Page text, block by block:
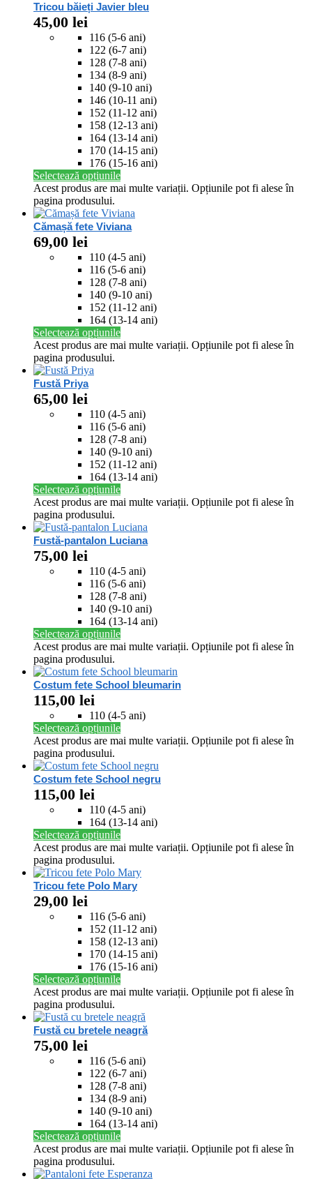
Tricou băieți Javier bleu
45,00 lei
116 (5-6 ani)
122 (6-7 ani)
128 (7-8 ani)
134 (8-9 ani)
140 (9-10 ani)
146 (10-11 ani)
152 (11-12 ani)
158 (12-13 ani)
164 (13-14 ani)
170 (14-15 ani)
176 (15-16 ani)
Selectează opțiunile
Acest produs are mai multe variații. Opțiunile pot fi alese în
pagina produsului.
Cămașă fete Viviana
69,00 lei
110 (4-5 ani)
116 (5-6 ani)
128 (7-8 ani)
140 (9-10 ani)
152 (11-12 ani)
164 (13-14 ani)
Selectează opțiunile
Acest produs are mai multe variații. Opțiunile pot fi alese în
pagina produsului.
Fustă Priya
65,00 lei
110 (4-5 ani)
116 (5-6 ani)
128 (7-8 ani)
140 (9-10 ani)
152 (11-12 ani)
164 (13-14 ani)
Selectează opțiunile
Acest produs are mai multe variații. Opțiunile pot fi alese în
pagina produsului.
Fustă-pantalon Luciana
75,00 lei
110 (4-5 ani)
116 (5-6 ani)
128 (7-8 ani)
140 (9-10 ani)
164 (13-14 ani)
Selectează opțiunile
Acest produs are mai multe variații. Opțiunile pot fi alese în
pagina produsului.
Costum fete School bleumarin
115,00 lei
110 (4-5 ani)
Selectează opțiunile
Acest produs are mai multe variații. Opțiunile pot fi alese în
pagina produsului.
Costum fete School negru
115,00 lei
110 (4-5 ani)
164 (13-14 ani)
Selectează opțiunile
Acest produs are mai multe variații. Opțiunile pot fi alese în
pagina produsului.
Tricou fete Polo Mary
29,00 lei
116 (5-6 ani)
152 (11-12 ani)
158 (12-13 ani)
170 (14-15 ani)
176 (15-16 ani)
Selectează opțiunile
Acest produs are mai multe variații. Opțiunile pot fi alese în
pagina produsului.
Fustă cu bretele neagră
75,00 lei
116 (5-6 ani)
122 (6-7 ani)
128 (7-8 ani)
134 (8-9 ani)
140 (9-10 ani)
164 (13-14 ani)
Selectează opțiunile
Acest produs are mai multe variații. Opțiunile pot fi alese în
pagina produsului.